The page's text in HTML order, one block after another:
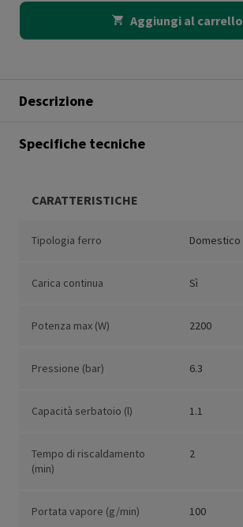
Aggiungi al carrello
Descrizione
Specifiche tecniche
CARATTERISTICHE
Tipologia ferro Domestico
Carica continua Sì
Potenza max (W) 2200
Pressione (bar) 6.3
Capacità serbatoio (l) 1.1
Tempo di riscaldamento
(min)
2
Portata vapore (g/min) 100